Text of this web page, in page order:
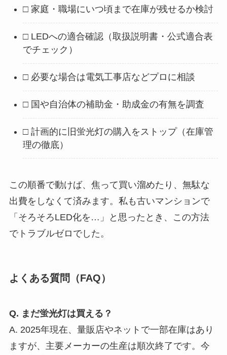
□ 家庭・職場にいつ頃まで在庫が残せるか検討
□ LEDへの適合確認（取扱説明書・公式適合表
でチェック）
□ 必要な場合は電気工事店などプロに相談
□ 国や自治体の補助金・助成金の有無を調査
□ 計画的に旧蛍光灯の購入をストップ（在庫管
理の徹底）
この順番で動けば、焦って買い溜めたり、無駄な
出費をしなくて済みます。私も古いマンションで
「そろそろLED化を…」と思ったとき、この方法
でトラブルゼロでした。
よくある質問（FAQ）
Q. まだ蛍光灯は買える？
A. 2025年現在、量販店やネットで一部在庫はあり
ますが、主要メーカーの生産は順次終了です。今